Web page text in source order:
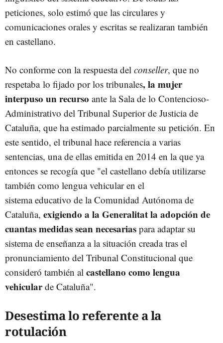
peticiones, solo estimó que las circulares y
comunicaciones orales y escritas se realizaran también
en castellano.
No conforme con la respuesta del conseller, que no
respetaba lo fijado por los tribunales, la mujer
interpuso un recurso ante la Sala de lo Contencioso-
Administrativo del Tribunal Superior de Justicia de
Cataluña, que ha estimado parcialmente su petición. En
este sentido, el tribunal hace referencia a varias
sentencias, una de ellas emitida en 2014 en la que ya
entonces se recogía que "el castellano debía utilizarse
también como lengua vehicular en el
sistema educativo de la Comunidad Autónoma de
Cataluña, exigiendo a la Generalitat la adopción de
cuantas medidas sean necesarias para adaptar su
sistema de enseñanza a la situación creada tras el
pronunciamiento del Tribunal Constitucional que
consideró también al castellano como lengua
vehicularde Cataluña".
Desestima lo referente a la
rotulación